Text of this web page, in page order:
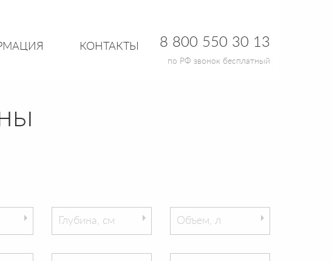
КОНТАКТЫ 8 800 550 30 13
по РФ звонок бесплатный
Глубина, см Объем, л